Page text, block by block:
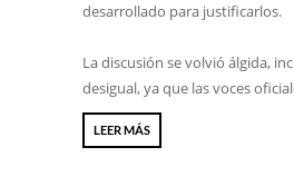
desarrollado para justificarlos.
La discusión se volvió álgida,
desigual, ya que las voces
LEER MÁS